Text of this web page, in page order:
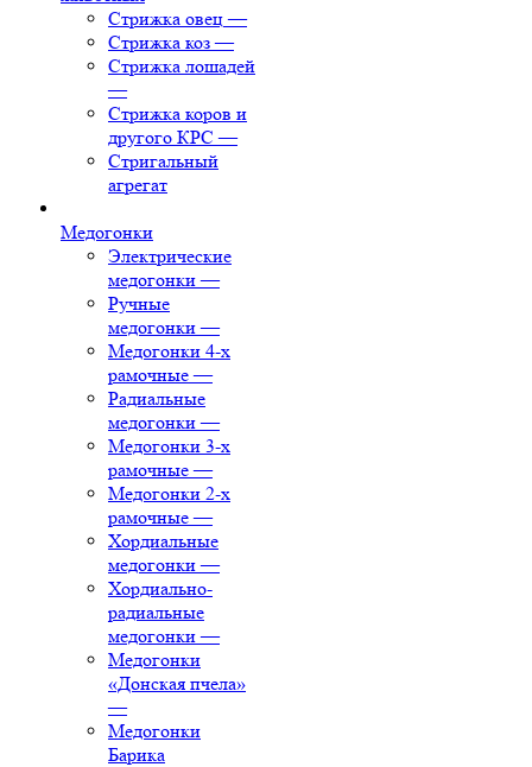
Стрижка овец —
Стрижка коз —
Стрижка лошадей
—
Стрижка коров и
другого КРС —
Стригальный
агрегат
Медогонки
Электрические
медогонки —
Ручные
медогонки —
Медогонки 4-х
рамочные —
Радиальные
медогонки —
Медогонки 3-х
рамочные —
Медогонки 2-х
рамочные —
Хордиальные
медогонки —
Хордиально-
радиальные
медогонки —
Медогонки
«Донская пчела»
—
Медогонки
Барика